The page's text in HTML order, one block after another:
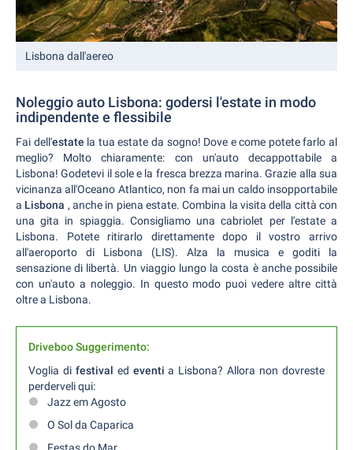
Lisbona dall'aereo
Noleggio auto Lisbona: godersi l'estate in modo
indipendente e flessibile
Fai dell'estate la tua estate da sogno! Dove e come potete farlo al
meglio? Molto chiaramente: con un'auto decappottabile a
Lisbona! Godetevi il sole e la fresca brezza marina. Grazie alla sua
vicinanza all'Oceano Atlantico, non fa mai un caldo insopportabile
a Lisbona , anche in piena estate. Combina la visita della città con
una gita in spiaggia. Consigliamo una cabriolet per l'estate a
Lisbona. Potete ritirarlo direttamente dopo il vostro arrivo
all'aeroporto di Lisbona (LIS). Alza la musica e goditi la
sensazione di libertà. Un viaggio lungo la costa è anche possibile
con un'auto a noleggio. In questo modo puoi vedere altre città
oltre a Lisbona.
Driveboo Suggerimento:
Voglia di festival ed eventia Lisbona? Allora non dovreste
perderveli qui:
Jazz em Agosto
O Sol da Caparica